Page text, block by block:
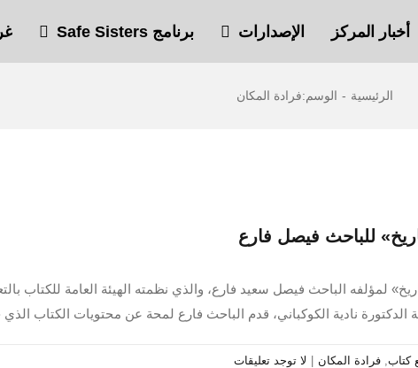
أخبار المركز الإصدارات برنامج Safe Sisters
الرئيسية - الوسم:فرادة المكان
الدكتورة نادية الكوكباني، قدم الباحث فارع لمحة عن محتويات الكتاب
كتاب, فرادة المكان لا توجد تعليقات